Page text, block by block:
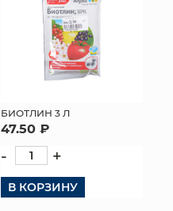
БИОТЛИН 3 Л
47.50 ₽
- +
В КОРЗИНУ